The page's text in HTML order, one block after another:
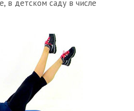
в детском саду в числе